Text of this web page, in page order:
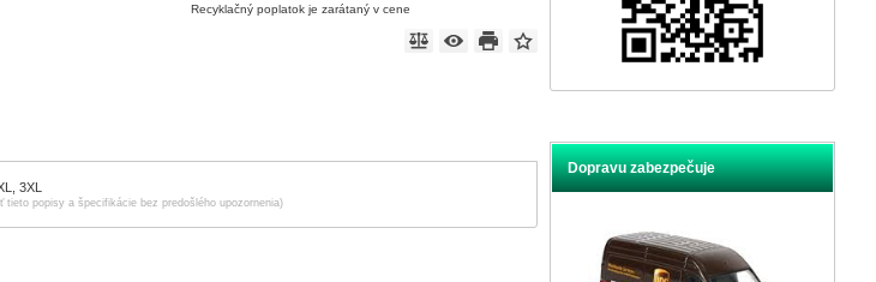
Dopravu zabezpečuje
Recyklačný poplatok je zarátaný v cene
3XL
tieto popisy a špecifikácie bez predošlého upozornenia)